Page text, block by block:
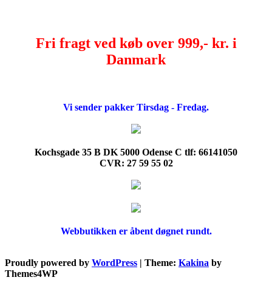
Fri fragt ved køb over 999,- kr. i
Danmark
Vi sender pakker Tirsdag - Fredag.
Kochsgade 35 B DK 5000 Odense C tlf: 66141050
CVR: 27 59 55 02
Webbutikken er åbent døgnet rundt.
Proudly powered by WordPress | Theme: Kakina by
Themes4WP